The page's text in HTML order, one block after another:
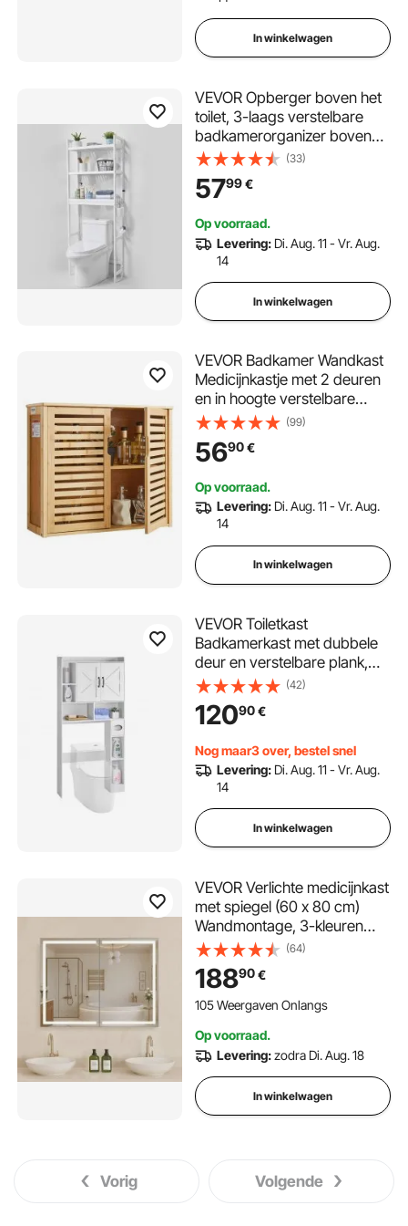
In winkelwagen
VEVOR Opberger boven het
toilet, 3-laags verstelbare
badkamerorganizer boven
het toilet, bamboe opbergrek
met 3 haken, vrijstaand,
eenvoudig te monteren
(33)
5799€
Op voorraad.
Levering: Di. Aug. 11 - Vr. Aug.
14
In winkelwagen
VEVOR Badkamer Wandkast
Medicijnkastje met 2 deuren
en in hoogte verstelbare
planken, Opbergkast boven
het toilet voor wandmontage,
Hangkast voor keukentoilet
(99)
5690€
Op voorraad.
Levering: Di. Aug. 11 - Vr. Aug.
14
In winkelwagen
VEVOR Toiletkast
Badkamerkast met dubbele
deur en verstelbare plank,
ruimtebesparende
badkamerkast met 4 niveaus
boven het toilet met open
Opbergkast Wit
(42)
12090€
Nog maar3 over, bestel snel
Levering: Di. Aug. 11 - Vr. Aug.
14
In winkelwagen
VEVOR Verlichte medicijnkast
met spiegel (60 x 80 cm)
Wandmontage, 3-kleuren
dimbare LED-badkamerkast
met HD-spiegel,
geheugenfunctie/verstelbare
planken,
en USB-poorten
(64)
18890€
105 Weergaven Onlangs
Op voorraad.
Levering:zodra Di. Aug. 18
In winkelwagen
Vorig Volgende